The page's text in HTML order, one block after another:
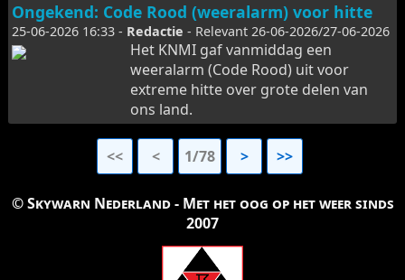
Ongekend: Code Rood (weeralarm) voor hitte
25-06-2026 16:33 - Redactie - Relevant 26-06-2026/27-06-2026
Het KNMI gaf vanmiddag een
weeralarm (Code Rood) uit voor
extreme hitte over grote delen van
ons land.
<< < 1/78 > >>
© Skywarn Nederland - Met het oog op het weer sinds
2007